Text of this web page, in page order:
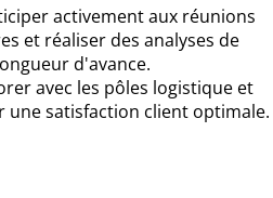
activement aux réunions
et réaliser des analyses de
d'avance.
avec les pôles logistique et
satisfaction client optimale.